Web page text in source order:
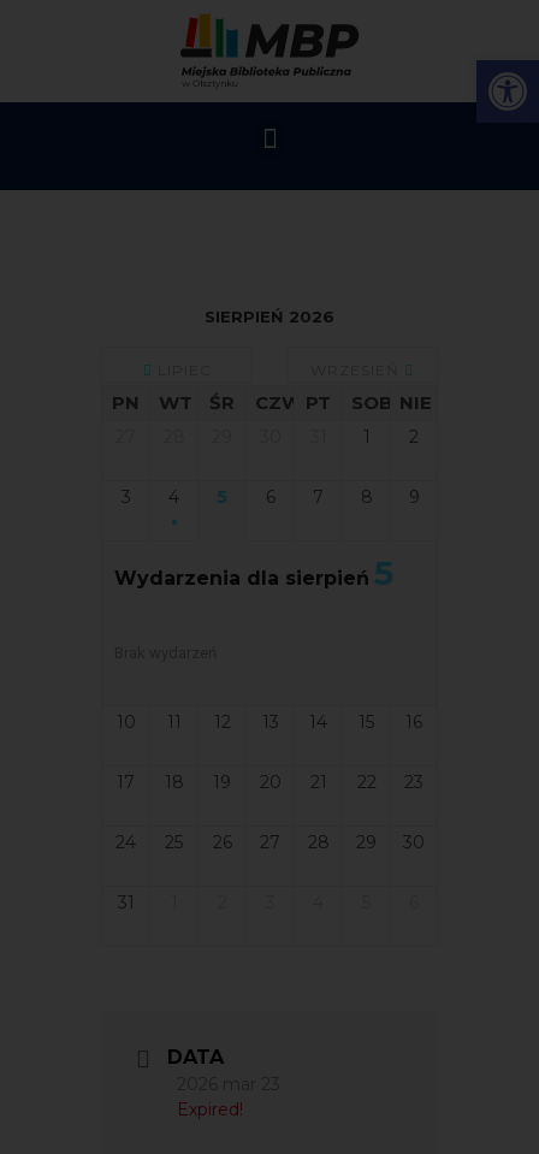
SIERPIEŃ 2026
PN WT ŚR CZW PT SOB NIE
1 2
3 4 5 6 7 8 9
Wydarzenia dla sierpień 5
10 11 12 13 14 15 16
17 18 19 20 21 22 23
24 25 26 27 28 29 30
31
DATA
Expired!